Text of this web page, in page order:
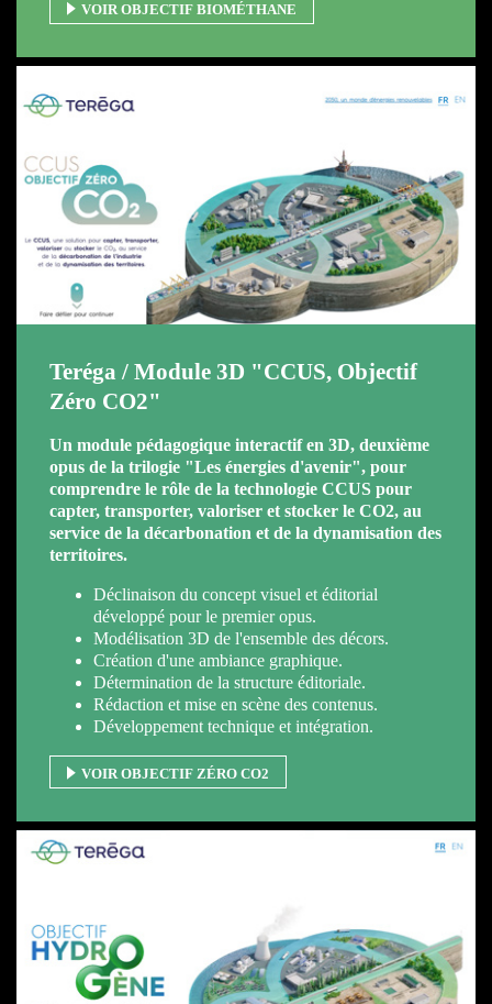
VOIR OBJECTIF BIOMÉTHANE
Teréga / Module 3D "CCUS, Objectif
Zéro CO2"
Un module pédagogique interactif en 3D, deuxième
opus de la trilogie "Les énergies d'avenir", pour
comprendre le rôle de la technologie CCUS pour
capter, transporter, valoriser et stocker le CO2, au
service de la décarbonation et de la dynamisation des
territoires.
Déclinaison du concept visuel et éditorial
développé pour le premier opus.
Modélisation 3D de l'ensemble des décors.
Création d'une ambiance graphique.
Détermination de la structure éditoriale.
Rédaction et mise en scène des contenus.
Développement technique et intégration.
VOIR OBJECTIF ZÉRO CO2